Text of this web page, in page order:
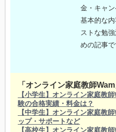
金・キャン
基本的な
ストな勉
めの記事で
「オンライン家庭教師
【小学生】オンライン家庭教
験の合格実績・料金は？
【中学生】オンライン家庭教
ップ・サポートなど
【高校生】オンライン家庭教